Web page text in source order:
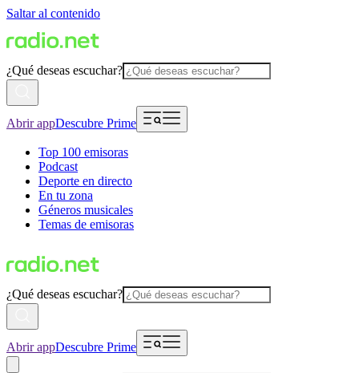
Saltar al contenido
¿Qué deseas escuchar?
Abrir appDescubre Prime
Top 100 emisoras
Podcast
Deporte en directo
En tu zona
Géneros musicales
Temas de emisoras
¿Qué deseas escuchar?
Abrir appDescubre Prime